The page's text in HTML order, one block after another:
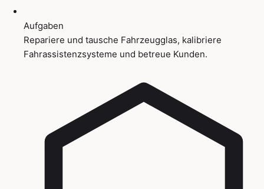
Aufgaben
Repariere und tausche Fahrzeugglas, kalibriere
Fahrassistenzsysteme und betreue Kunden.